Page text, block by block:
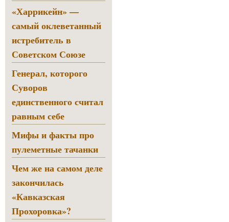
«Харрикейн» —
самый оклеветанный
истребитель в
Советском Союзе
Генерал, которого
Суворов
единственного считал
равным себе
Мифы и факты про
пулеметные тачанки
Чем же на самом деле
закончилась
«Кавказская
Прохоровка»?